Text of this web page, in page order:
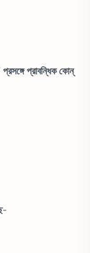
প্রাবন্ধিক কোন্
-